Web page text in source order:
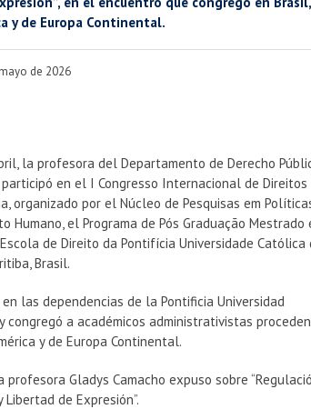
y de Europa Continental.
de 2026
la profesora del Departamento de Derecho
participó en el I Congresso Internacional de Direitos
organizado por el Núcleo de Pesquisas em
Humano, el Programa de Pós Graduação Mestrado
de Direito da Pontifícia Universidade Católica
Brasil.
las dependencias de la Pontificia Universidad
congregó a académicos administrativistas
y de Europa Continental.
Gladys Camacho expuso sobre
de Expresión”.